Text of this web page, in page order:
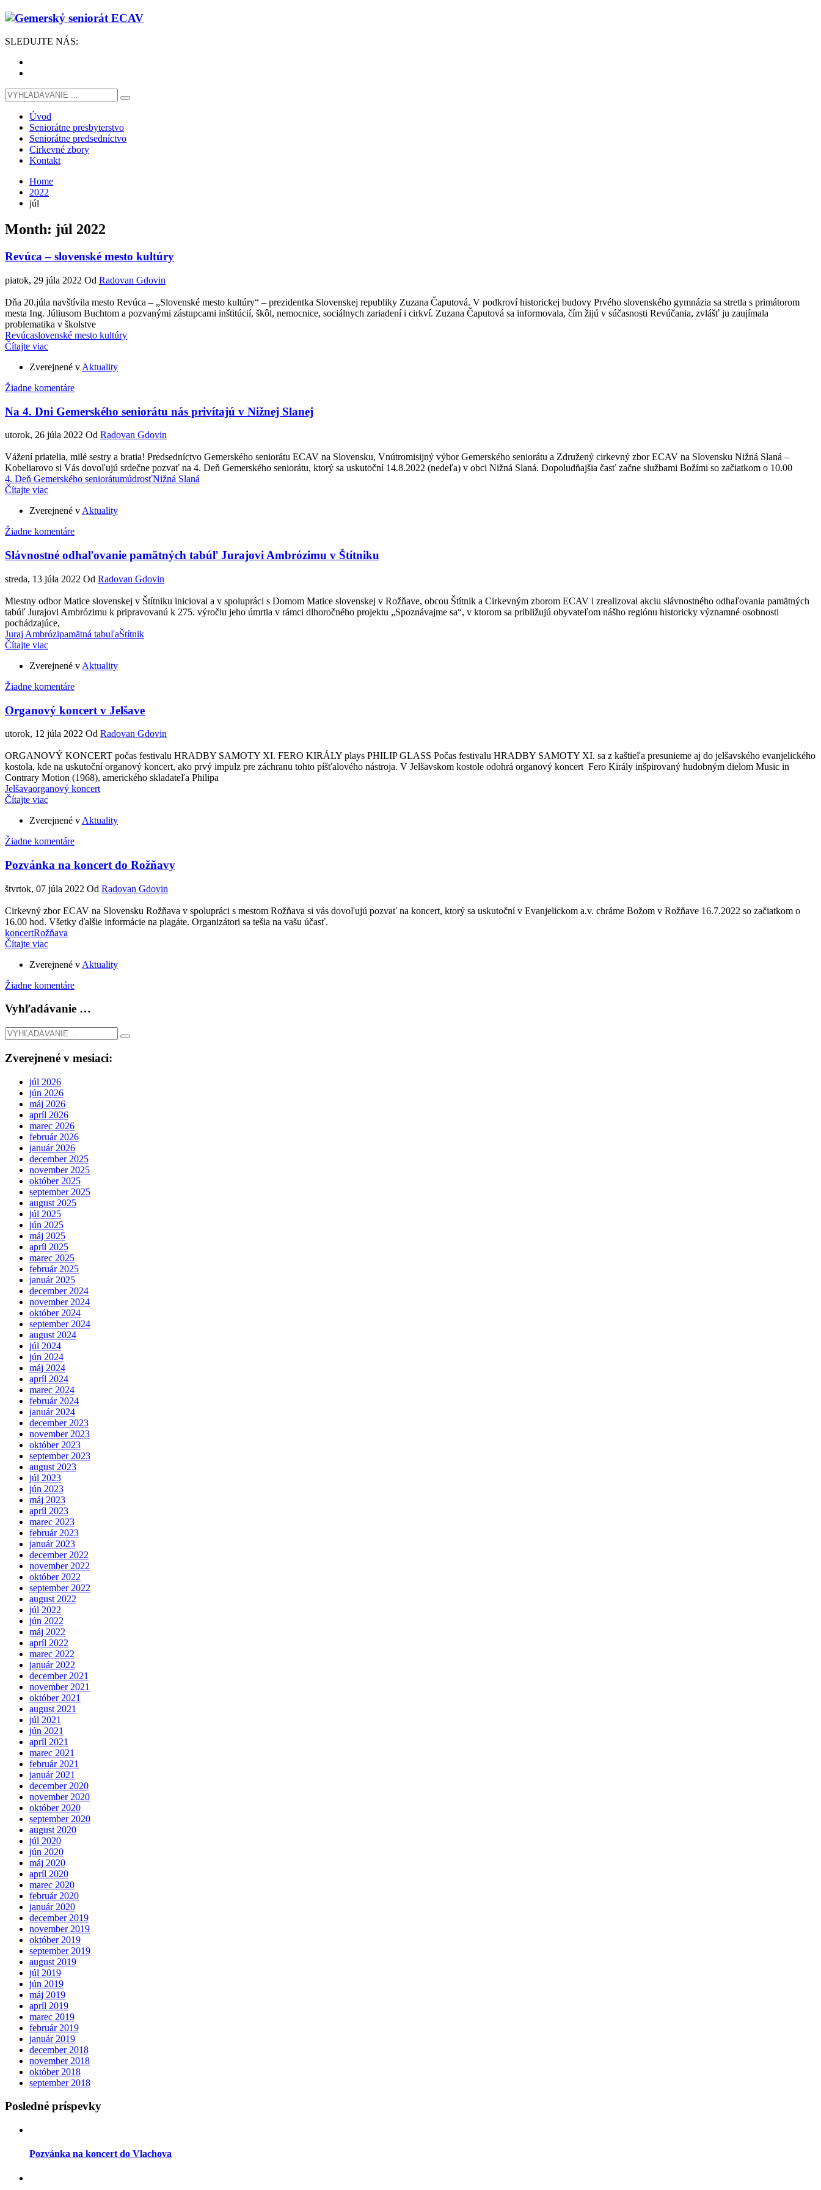
SLEDUJTE NÁS:
Úvod
Seniorátne presbyterstvo
Seniorátne predsedníctvo
Cirkevné zbory
Kontakt
Home
2022
júl
Month: júl 2022
Revúca – slovenské mesto kultúry
piatok, 29 júla 2022 Od Radovan Gdovin
Dňa 20.júla navštívila mesto Revúca – „Slovenské mesto kultúry“ – prezidentka Slovenskej republiky Zuzana Čaputová. V podkroví historickej budovy Prvého slovenského gymnázia sa stretla s primátorom
mesta Ing. Júliusom Buchtom a pozvanými zástupcami inštitúcií, škôl, nemocnice, sociálnych zariadení i cirkví. Zuzana Čaputová sa informovala, čím žijú v súčasnosti Revúčania, zvlášť ju zaujímala
problematika v školstve
Revúcaslovenské mesto kultúry
Čítajte viac
Zverejnené v Aktuality
Žiadne komentáre
Na 4. Dni Gemerského seniorátu nás privítajú v Nižnej Slanej
utorok, 26 júla 2022 Od Radovan Gdovin
Vážení priatelia, milé sestry a bratia! Predsedníctvo Gemerského seniorátu ECAV na Slovensku, Vnútromisijný výbor Gemerského seniorátu a Združený cirkevný zbor ECAV na Slovensku Nižná Slaná –
Kobeliarovo si Vás dovoľujú srdečne pozvať na 4. Deň Gemerského seniorátu, ktorý sa uskutoční 14.8.2022 (nedeľa) v obci Nižná Slaná. Dopoludňajšia časť začne službami Božími so začiatkom o 10.00
4. Deň Gemerského seniorátumúdrosťNižná Slaná
Čítajte viac
Zverejnené vAktuality
Žiadne komentáre
Slávnostné odhaľovanie pamätných tabúľ Jurajovi Ambrózimu v Štítniku
streda, 13 júla 2022 Od Radovan Gdovin
Miestny odbor Matice slovenskej v Štítniku inicioval a v spolupráci s Domom Matice slovenskej v Rožňave, obcou Štítnik a Cirkevným zborom ECAV i zrealizoval akciu slávnostného odhaľovania pamätných
tabúľ Jurajovi Ambrózimu k pripravovanú k 275. výročiu jeho úmrtia v rámci dlhoročného projektu „Spoznávajme sa“, v ktorom sa približujú obyvateľom nášho regiónu historicky významné osobnosti
pochádzajúce,
Juraj Ambrózipamätná tabuľaŠtítnik
Čítajte viac
Zverejnené v Aktuality
Žiadne komentáre
Organový koncert v Jelšave
utorok, 12 júla 2022 Od Radovan Gdovin
ORGANOVÝ KONCERT počas festivalu HRADBY SAMOTY XI. FERO KIRÁLY plays PHILIP GLASS Počas festivalu HRADBY SAMOTY XI. sa z kaštieľa presunieme aj do jelšavského evanjelického
kostola, kde na uskutoční organový koncert, ako prvý impulz pre záchranu tohto píšťalového nástroja. V Jelšavskom kostole odohrá organový koncert Fero Király inšpirovaný hudobným dielom Music in
Contrary Motion (1968), amerického skladateľa Philipa
Jelšavaorganový koncert
Čítajte viac
Zverejnené v Aktuality
Žiadne komentáre
Pozvánka na koncert do Rožňavy
štvrtok, 07 júla 2022 Od Radovan Gdovin
Cirkevný zbor ECAV na Slovensku Rožňava v spolupráci s mestom Rožňava si vás dovoľujú pozvať na koncert, ktorý sa uskutoční v Evanjelickom a.v. chráme Božom v Rožňave 16.7.2022 so začiatkom o
16.00 hod. Všetky ďalšie informácie na plagáte. Organizátori sa tešia na vašu účasť.
koncertRožňava
Čítajte viac
Zverejnené v Aktuality
Žiadne komentáre
Vyhľadávanie …
Zverejnené v mesiaci:
júl 2026
jún 2026
máj 2026
apríl 2026
marec 2026
február 2026
január 2026
december 2025
november 2025
október 2025
september 2025
august 2025
júl 2025
jún 2025
máj 2025
apríl 2025
marec 2025
február 2025
január 2025
december 2024
november 2024
október 2024
september 2024
august 2024
júl 2024
jún 2024
máj 2024
apríl 2024
marec 2024
február 2024
január 2024
december 2023
november 2023
október 2023
september 2023
august 2023
júl 2023
jún 2023
máj 2023
apríl 2023
marec 2023
február 2023
január 2023
december 2022
november 2022
október 2022
september 2022
august 2022
júl 2022
jún 2022
máj 2022
apríl 2022
marec 2022
január 2022
december 2021
november 2021
október 2021
august 2021
júl 2021
jún 2021
apríl 2021
marec 2021
február 2021
január 2021
december 2020
november 2020
október 2020
september 2020
august 2020
júl 2020
jún 2020
máj 2020
apríl 2020
marec 2020
február 2020
január 2020
december 2019
november 2019
október 2019
september 2019
august 2019
júl 2019
jún 2019
máj 2019
apríl 2019
marec 2019
február 2019
január 2019
december 2018
november 2018
október 2018
september 2018
Posledné príspevky
Pozvánka na koncert do Vlachova